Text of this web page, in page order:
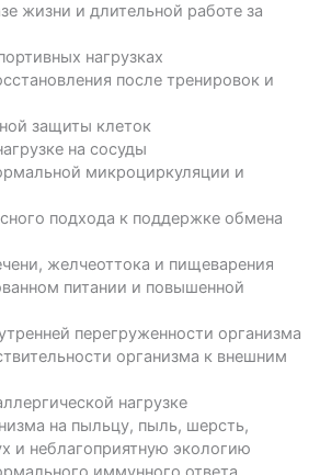
жизни и длительной работе за
нагрузках
после тренировок и
защиты клеток
на сосуды
микроциркуляции и
подхода к поддержке обмена
желчеоттока и пищеварения
питании и повышенной
перегруженности организма
организма к внешним
нагрузке
на пыльцу, пыль, шерсть,
и неблагоприятную экологию